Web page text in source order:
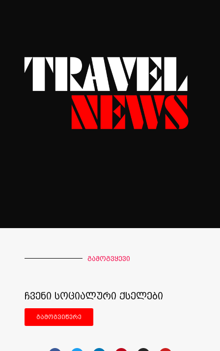
გამოგვყევი
ჩვენი სოციალური ქსელები
გამოგვიწერე